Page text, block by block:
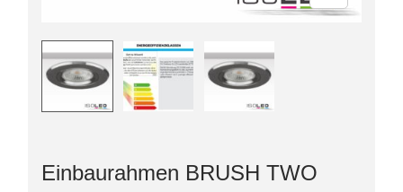
Einbaurahmen BRUSH TWO